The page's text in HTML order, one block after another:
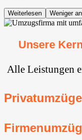
Weiterlesen Weniger
Unsere
Alle Leistungen
Privatumzüge